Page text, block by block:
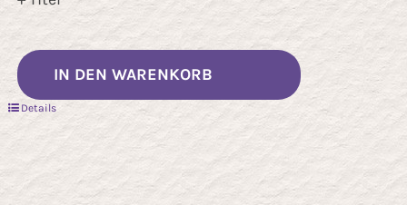
IN DEN WARENKORB
Details